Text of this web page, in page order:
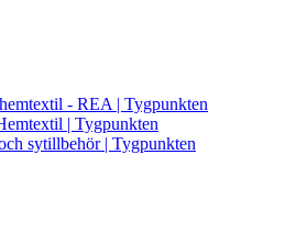
- REA | Tygpunkten
| Tygpunkten
sytillbehör | Tygpunkten